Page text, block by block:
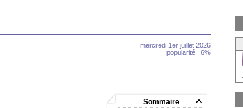
mercredi 1er juillet 2026
popularité : 6%
Sommaire